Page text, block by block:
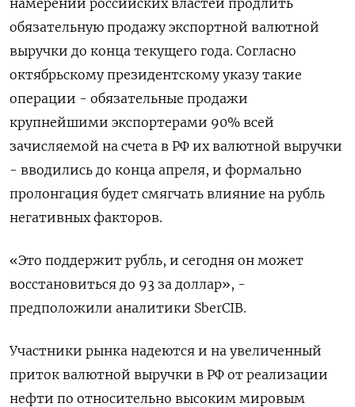
намерении российских властей продлить
обязательную продажу экспортной валютной
выручки до конца текущего года. Согласно
октябрьскому президентскому указу такие
операции - обязательные продажи
крупнейшими экспортерами 90% всей
зачисляемой на счета в РФ их валютной выручки
- вводились до конца апреля, и формально
пролонгация будет смягчать влияние на рубль
негативных факторов.
«Это поддержит рубль, и сегодня он может
восстановиться до 93 за доллар», -
предположили аналитики SberCIB.
Участники рынка надеются и на увеличенный
приток валютной выручки в РФ от реализации
нефти по относительно высоким мировым